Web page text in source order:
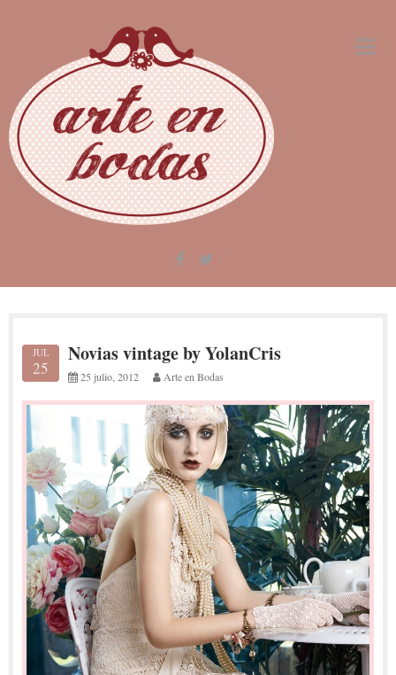
JUL
25
Novias vintage by YolanCris
25 julio, 2012 Arte en Bodas